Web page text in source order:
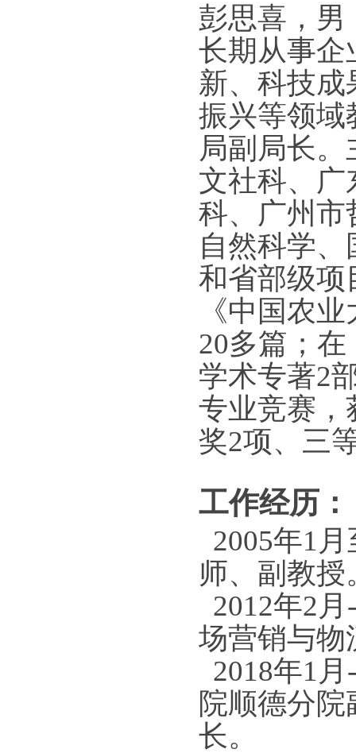
彭思喜，男
长期从事企
新、科技
振兴等领域
局副局长
文社科、广
科、广州市
自然科学
和省部级项
《中国农
20多篇；
学术专著2
专业竞赛，
奖2项、三
工作经历：
2005年1
师、副教授
2012年2
场营销与物
2018年1
院顺德分
长。